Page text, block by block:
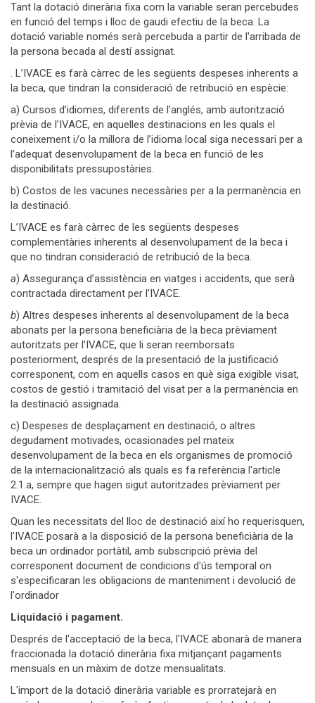
Tant la dotació dinerària fixa com la variable seran percebudes
en funció del temps i lloc de gaudi efectiu de la beca. La
dotació variable només serà percebuda a partir de l'arribada de
la persona becada al destí assignat.
. L’IVACE es farà càrrec de les següents despeses inherents a
la beca, que tindran la consideració de retribució en espècie:
a) Cursos d’idiomes, diferents de l’anglés, amb autorització
prèvia de l’IVACE, en aquelles destinacions en les quals el
coneixement i/o la millora de l’idioma local siga necessari per a
l’adequat desenvolupament de la beca en funció de les
disponibilitats pressupostàries.
b) Costos de les vacunes necessàries per a la permanència en
la destinació.
L’IVACE es farà càrrec de les següents despeses
complementàries inherents al desenvolupament de la beca i
que no tindran consideració de retribució de la beca.
a) Assegurança d’assistència en viatges i accidents, que serà
contractada directament per l’IVACE.
b) Altres despeses inherents al desenvolupament de la beca
abonats per la persona beneficiària de la beca prèviament
autoritzats per l’IVACE, que li seran reemborsats
posteriorment, després de la presentació de la justificació
corresponent, com en aquells casos en què siga exigible visat,
costos de gestió i tramitació del visat per a la permanència en
la destinació assignada.
c) Despeses de desplaçament en destinació, o altres
degudament motivades, ocasionades pel mateix
desenvolupament de la beca en els organismes de promoció
de la internacionalització als quals es fa referència l'article
2.1.a, sempre que hagen sigut autoritzades prèviament per
IVACE.
Quan les necessitats del lloc de destinació així ho requerisquen,
l'IVACE posarà a la disposició de la persona beneficiària de la
beca un ordinador portàtil, amb subscripció prèvia del
corresponent document de condicions d'ús temporal on
s'especificaran les obligacions de manteniment i devolució de
l'ordinador
Liquidació i pagament.
Després de l'acceptació de la beca, l'IVACE abonarà de manera
fraccionada la dotació dinerària fixa mitjançant pagaments
mensuals en un màxim de dotze mensualitats.
L'import de la dotació dinerària variable es prorratejarà en